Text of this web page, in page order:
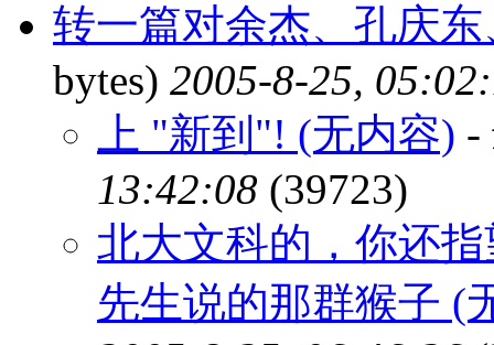
转一篇对余杰、孔庆
bytes) 2005-8-25,
上 "新到"! (无内容) -
13:42:08 (39723)
北大文科的，你还
先生说的那群猴子 (